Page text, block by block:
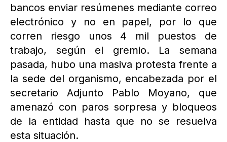
bancos enviar resúmenes mediante correo
electrónico y no en papel, por lo que
corren riesgo unos 4 mil puestos de
trabajo, según el gremio. La semana
pasada, hubo una masiva protesta frente a
la sede del organismo, encabezada por el
secretario Adjunto Pablo Moyano, que
amenazó con paros sorpresa y bloqueos
de la entidad hasta que no se resuelva
esta situación.